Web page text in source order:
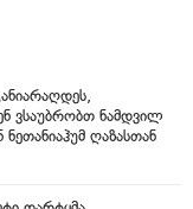
ვსაუბრობთ ნამდვილ
ნეთანიაჰუმ ღაზასთან